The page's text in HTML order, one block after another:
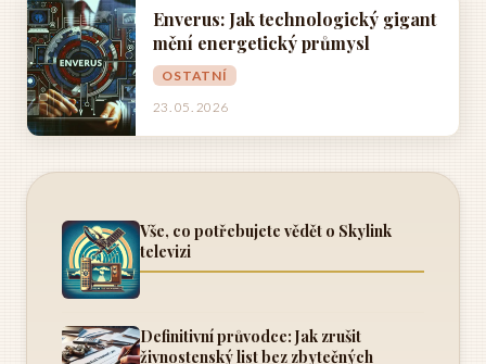
Enverus: Jak technologický gigant
mění energetický průmysl
OSTATNÍ
23. 05. 2026
Vše, co potřebujete vědět o Skylink
televizi
Definitivní průvodce: Jak zrušit
živnostenský list bez zbytečných